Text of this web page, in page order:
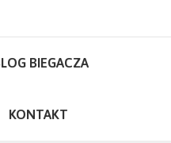
BIEGACZA
KONTAKT